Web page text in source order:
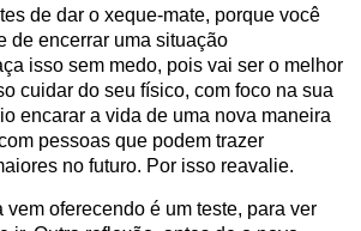
de dar o xeque-mate, porque você
de encerrar uma situação
isso sem medo, pois vai ser o melhor
cuidar do seu físico, com foco na sua
encarar a vida de uma nova maneira
pessoas que podem trazer
no futuro. Por isso reavalie.
vem oferecendo é um teste, para ver